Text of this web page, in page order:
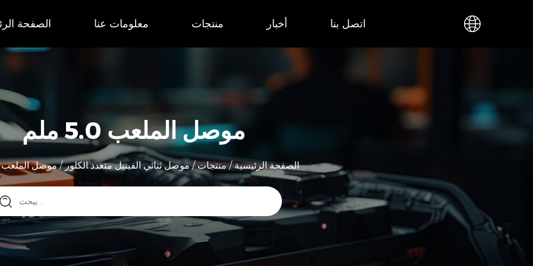
الصفحة معلومات عنا منتجات أخبار اتصل بنا
موصل الملعب 5.0 ملم
الصفحة الرئيسية/منتجات/موصل ثنائي الفينيل متعدد الكلور/موصل الملعب 5.0